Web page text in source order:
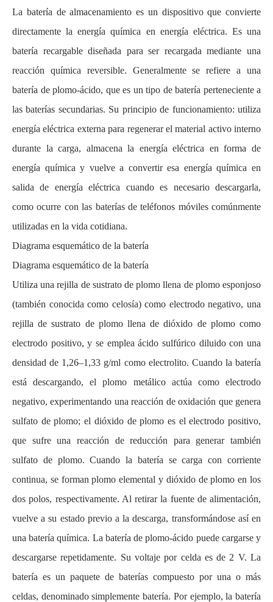
La batería de almacenamiento es un dispositivo que convierte
directamente la energía química en energía eléctrica. Es una
batería recargable diseñada para ser recargada mediante una
reacción química reversible. Generalmente se refiere a una
batería de plomo-ácido, que es un tipo de batería perteneciente a
las baterías secundarias. Su principio de funcionamiento: utiliza
energía eléctrica externa para regenerar el material activo interno
durante la carga, almacena la energía eléctrica en forma de
energía química y vuelve a convertir esa energía química en
salida de energía eléctrica cuando es necesario descargarla,
como ocurre con las baterías de teléfonos móviles comúnmente
utilizadas en la vida cotidiana.
Diagrama esquemático de la batería
Diagrama esquemático de la batería
Utiliza una rejilla de sustrato de plomo llena de plomo esponjoso
(también conocida como celosía) como electrodo negativo, una
rejilla de sustrato de plomo llena de dióxido de plomo como
electrodo positivo, y se emplea ácido sulfúrico diluido con una
densidad de 1,26–1,33 g/ml como electrolito. Cuando la batería
está descargando, el plomo metálico actúa como electrodo
negativo, experimentando una reacción de oxidación que genera
sulfato de plomo; el dióxido de plomo es el electrodo positivo,
que sufre una reacción de reducción para generar también
sulfato de plomo. Cuando la batería se carga con corriente
continua, se forman plomo elemental y dióxido de plomo en los
dos polos, respectivamente. Al retirar la fuente de alimentación,
vuelve a su estado previo a la descarga, transformándose así en
una batería química. La batería de plomo-ácido puede cargarse y
descargarse repetidamente. Su voltaje por celda es de 2 V. La
batería es un paquete de baterías compuesto por una o más
celdas, denominado simplemente batería. Por ejemplo, la batería